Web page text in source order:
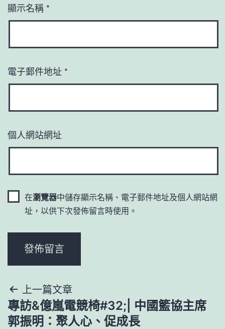
顯示名稱 *
電子郵件地址 *
個人網站網址
在瀏覽器中儲存顯示名稱、電子郵件地址及個人網站網
址，以供下次發佈留言時使用。
文
章
上一篇文章
專訪&億嵐電競椅#32;| 中國籃協主席
郭振明：聚人心、促成長